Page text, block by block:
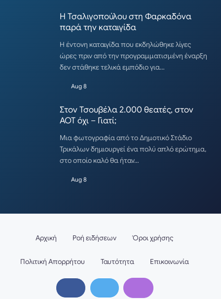
Η Τσαλιγοπούλου στη Φαρκαδόνα
παρά την καταιγίδα
Η έντονη καταιγίδα που εκδηλώθηκε λίγες
ώρες πριν από την προγραμματισμένη έναρξη
δεν στάθηκε τελικά εμπόδιο για…
Aug 8
Στον Τσουβέλα 2.000 θεατές, στον
ΑΟΤ όχι – Γιατί;
Μια φωτογραφία από το Δημοτικό Στάδιο
Τρικάλων δημιουργεί ένα πολύ απλό ερώτημα,
στο οποίο καλό θα ήταν…
Aug 8
Αρχική Ροή ειδήσεων Όροι χρήσης
Πολιτική Απορρήτου Ταυτότητα Επικοινωνία